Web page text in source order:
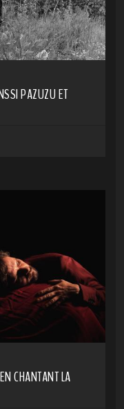
PAZUZU ET
CHANTANT LA